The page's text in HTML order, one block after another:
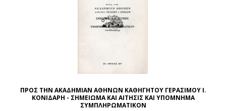
ΠΡΟΣ ΤΗΝ ΑΚΑΔΗΜΙΑΝ ΑΘΗΝΩΝ ΚΑΘΗΓΗΤΟΥ ΓΕΡΑΣΙΜΟΥ Ι.
ΚΟΝΙΔΑΡΗ - ΣΗΜΕΙΩΜΑ ΚΑΙ ΑΙΤΗΣΙΣ ΚΑΙ ΥΠΟΜΝΗΜΑ
ΣΥΜΠΛΗΡΩΜΑΤΙΚΟΝ